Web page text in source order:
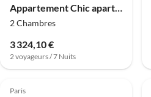
Appartement Chic apartment - 2BR/6P - Trocadero/ Eiffel Tower
2 Chambres
3 324,10 €
2 voyageurs / 7 Nuits
4.8 (72)
Paris